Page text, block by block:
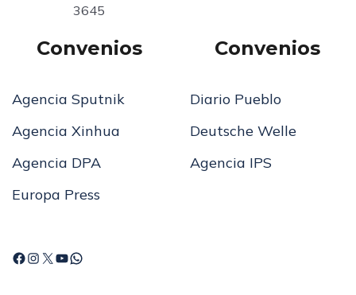
3645
Convenios
Agencia Sputnik
Agencia Xinhua
Agencia DPA
Europa Press
Convenios
Diario Pueblo
Deutsche Welle
Agencia IPS